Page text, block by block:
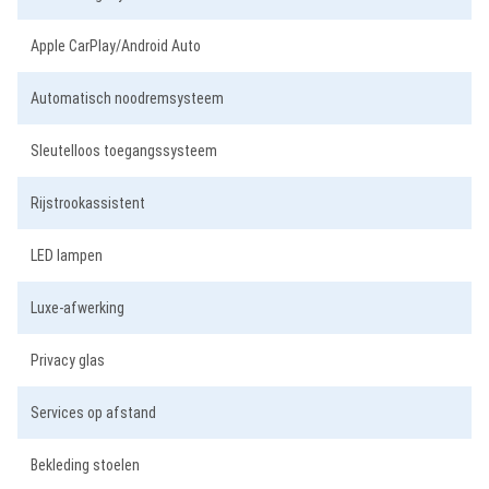
Apple CarPlay/Android Auto
Automatisch noodremsysteem
Sleutelloos toegangssysteem
Rijstrookassistent
LED lampen
Luxe-afwerking
Privacy glas
Services op afstand
Bekleding stoelen